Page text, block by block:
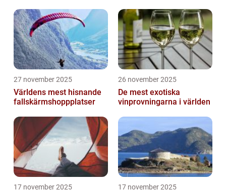
27 november 2025
Världens mest hisnande
fallskärmshoppplatser
26 november 2025
De mest exotiska
vinprovningarna i världen
17 november 2025 17 november 2025